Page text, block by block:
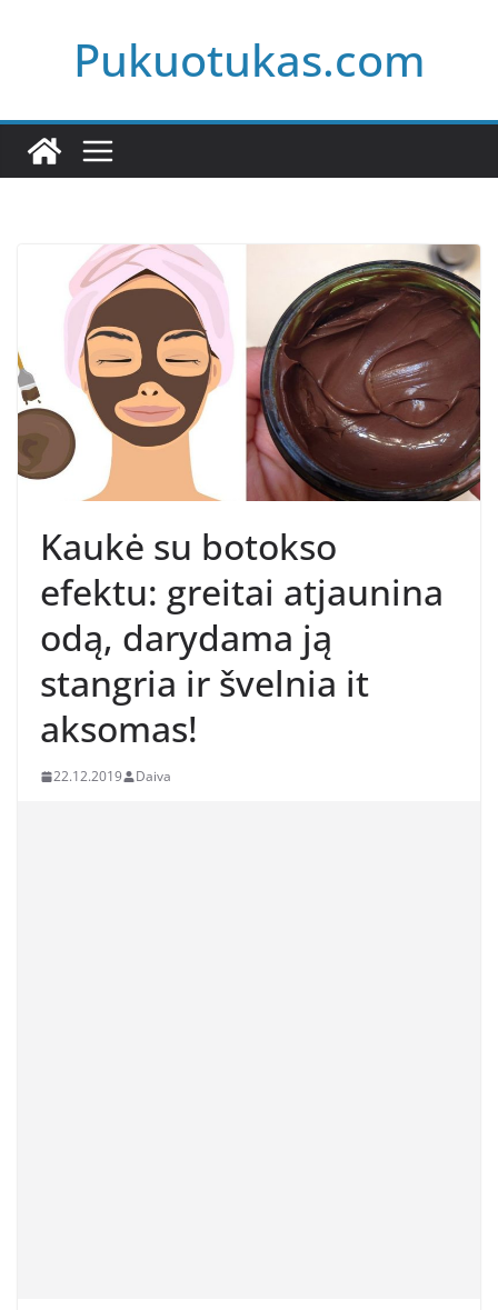
Pukuotukas.com
Kaukė su botokso
efektu: greitai atjaunina
odą, darydama ją
stangria ir švelnia it
aksomas!
22.12.2019 Daiva